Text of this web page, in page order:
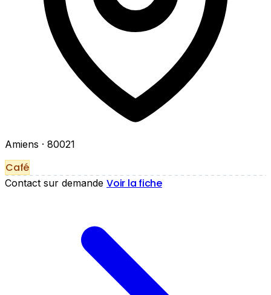
Amiens · 80021
Café
Contact sur demande Voir la fiche